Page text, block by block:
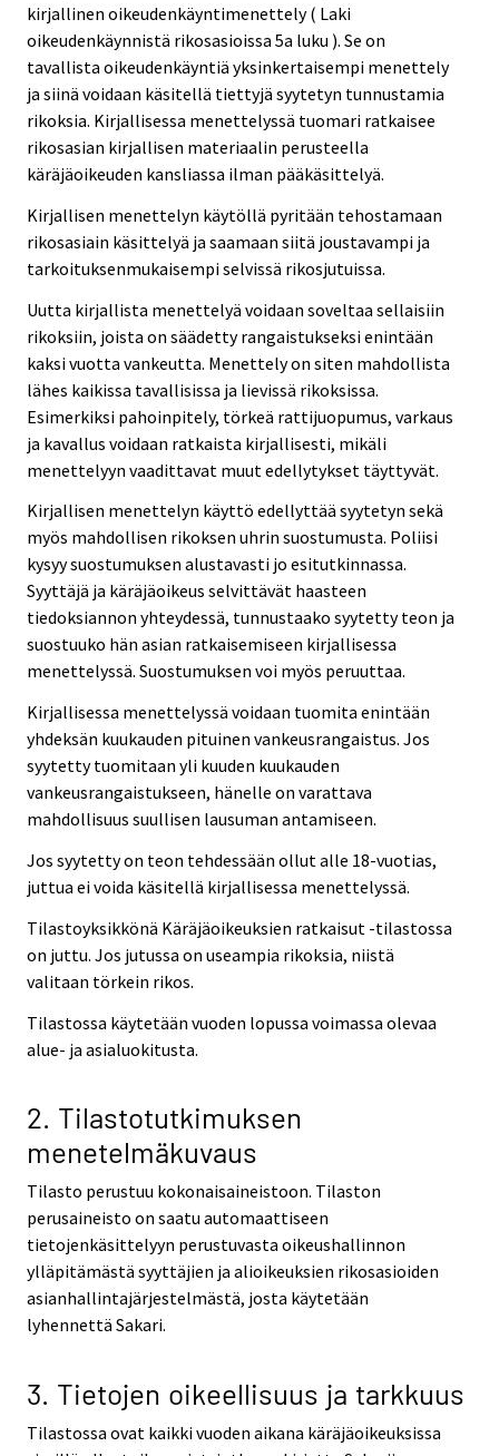
kirjallinen oikeudenkäyntimenettely ( Laki
oikeudenkäynnistä rikosasioissa 5a luku ). Se on
tavallista oikeudenkäyntiä yksinkertaisempi menettely
ja siinä voidaan käsitellä tiettyjä syytetyn tunnustamia
rikoksia. Kirjallisessa menettelyssä tuomari ratkaisee
rikosasian kirjallisen materiaalin perusteella
käräjäoikeuden kansliassa ilman pääkäsittelyä.
Kirjallisen menettelyn käytöllä pyritään tehostamaan
rikosasiain käsittelyä ja saamaan siitä joustavampi ja
tarkoituksenmukaisempi selvissä rikosjutuissa.
Uutta kirjallista menettelyä voidaan soveltaa sellaisiin
rikoksiin, joista on säädetty rangaistukseksi enintään
kaksi vuotta vankeutta. Menettely on siten mahdollista
lähes kaikissa tavallisissa ja lievissä rikoksissa.
Esimerkiksi pahoinpitely, törkeä rattijuopumus, varkaus
ja kavallus voidaan ratkaista kirjallisesti, mikäli
menettelyyn vaadittavat muut edellytykset täyttyvät.
Kirjallisen menettelyn käyttö edellyttää syytetyn sekä
myös mahdollisen rikoksen uhrin suostumusta. Poliisi
kysyy suostumuksen alustavasti jo esitutkinnassa.
Syyttäjä ja käräjäoikeus selvittävät haasteen
tiedoksiannon yhteydessä, tunnustaako syytetty teon ja
suostuuko hän asian ratkaisemiseen kirjallisessa
menettelyssä. Suostumuksen voi myös peruuttaa.
Kirjallisessa menettelyssä voidaan tuomita enintään
yhdeksän kuukauden pituinen vankeusrangaistus. Jos
syytetty tuomitaan yli kuuden kuukauden
vankeusrangaistukseen, hänelle on varattava
mahdollisuus suullisen lausuman antamiseen.
Jos syytetty on teon tehdessään ollut alle 18-vuotias,
juttua ei voida käsitellä kirjallisessa menettelyssä.
Tilastoyksikkönä Käräjäoikeuksien ratkaisut -tilastossa
on juttu. Jos jutussa on useampia rikoksia, niistä
valitaan törkein rikos.
Tilastossa käytetään vuoden lopussa voimassa olevaa
alue- ja asialuokitusta.
2. Tilastotutkimuksen
menetelmäkuvaus
Tilasto perustuu kokonaisaineistoon. Tilaston
perusaineisto on saatu automaattiseen
tietojenkäsittelyyn perustuvasta oikeushallinnon
ylläpitämästä syyttäjien ja alioikeuksien rikosasioiden
asianhallintajärjestelmästä, josta käytetään
lyhennettä Sakari.
3. Tietojen oikeellisuus ja tarkkuus
Tilastossa ovat kaikki vuoden aikana käräjäoikeuksissa